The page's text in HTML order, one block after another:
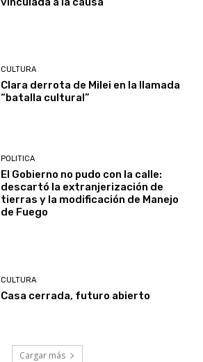
CULTURA
Clara derrota de Milei en la llamada
“batalla cultural”
POLITICA
El Gobierno no pudo con la calle:
descartó la extranjerización de
tierras y la modificación de Manejo
de Fuego
CULTURA
Casa cerrada, futuro abierto
Cargar más